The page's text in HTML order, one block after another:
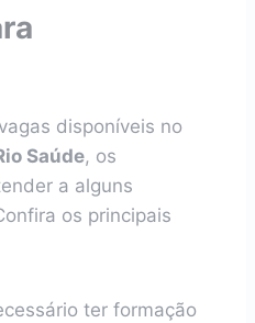
disponíveis no
Saúde, os
a alguns
os principais
ter formação